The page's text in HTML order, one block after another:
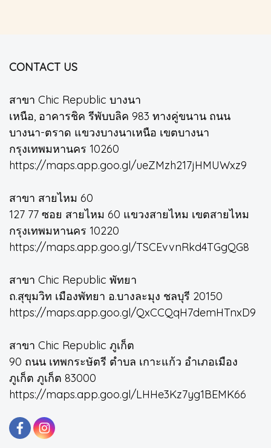
CONTACT US
สาขา Chic Republic บางนา
เหนือ, อาคารชิค รีพับบลิค 983 ทางคู่ขนาน ถนน
บางนา-ตราด แขวงบางนาเหนือ เขตบางนา
กรุงเทพมหานคร 10260
https://maps.app.goo.gl/ueZMzh217jHMUWxz9
สาขา สายไหม 60
127 77 ซอย สายไหม 60 แขวงสายไหม เขตสายไหม
กรุงเทพมหานคร 10220
https://maps.app.goo.gl/TSCEvvnRkd4TGgQG8
สาขา Chic Republic พัทยา
ถ.สุขุมวิท เมืองพัทยา อ.บางละมุง ชลบุรี 20150
https://maps.app.goo.gl/QxCCQqH7demHTnxD9
สาขา Chic Republic ภูเก็ต
90 ถนน เทพกระษัตรี ตำบล เกาะแก้ว อำเภอเมือง
ภูเก็ต ภูเก็ต 83000
https://maps.app.goo.gl/LHHe3Kz7yg1BEMK66